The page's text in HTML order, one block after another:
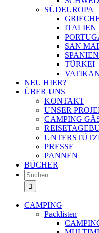
SÜDEUROPA
ITALIEN
SAN
SPANIEN
TÜRKEI
NEU HIER?
ÜBER UNS
KONTAKT
UNSER
CAMPING
PRESSE
PANNEN
BÜCHER
Suche
nach:
CAMPING
Packlisten